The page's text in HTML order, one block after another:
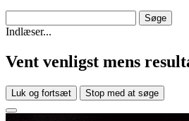
Indlæser...
Vent venligst mens
Luk og fortsæt Stop med at søge